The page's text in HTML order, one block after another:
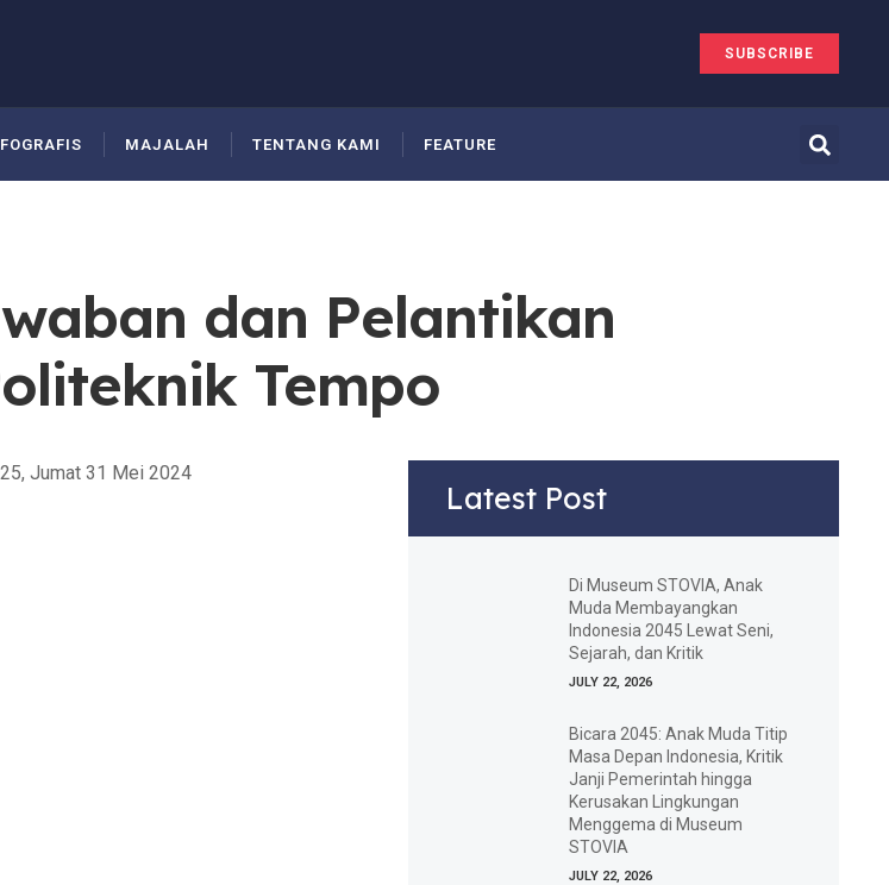
SUBSCRIBE
MAJALAH TENTANG KAMI FEATURE
dan Pelantikan
Tempo
Latest Post
Di Museum STOVIA, Anak
Muda Membayangkan
Indonesia 2045 Lewat Seni,
Sejarah, dan Kritik
JULY 22, 2026
Bicara 2045: Anak Muda Titip
Masa Depan Indonesia, Kritik
Janji Pemerintah hingga
Kerusakan Lingkungan
Menggema di Museum
STOVIA
JULY 22, 2026